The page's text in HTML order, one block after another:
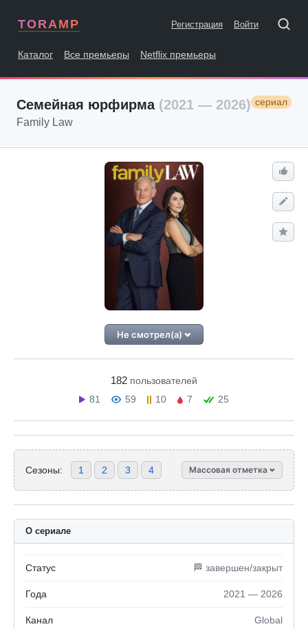
TORAMP Регистрация Войти
Каталог Все премьеры Netflix премьеры
Семейная юрфирма (2021 — 2026) сериал
Family Law
Не смотрел(а)
182 пользователей
81
59 10 7 25
Сезоны: 1 2 3 4 Массовая отметка
О сериале
Статус 🏁 завершен/закрыт
Года 2021 — 2026
Канал Global